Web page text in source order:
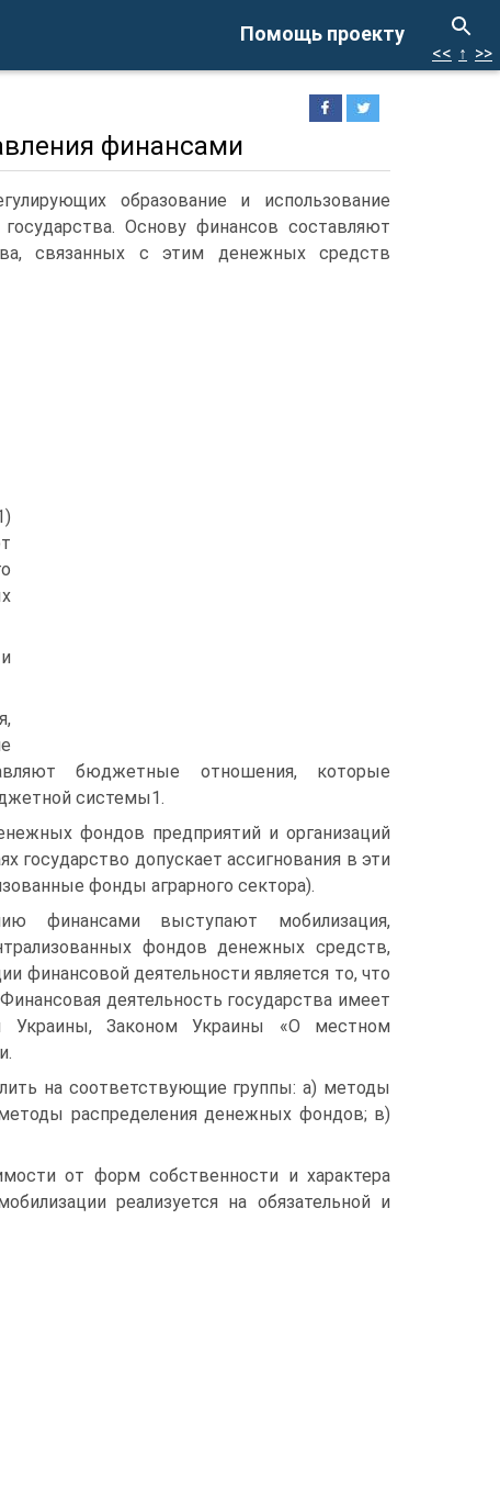
Помощь проекту
<< ↑ >>
финансами
образование и использование
Основу финансов составляют
связанных с этим денежных средств
бюджетные отношения, которые
системы1.
фондов предприятий и организаций
государство допускает ассигнования в эти
фонды аграрного сектора).
финансами выступают мобилизация,
фондов денежных средств,
финансовой деятельности является то, что
деятельность государства имеет
Украины, Законом Украины «О местном
на соответствующие группы: а) методы
распределения денежных фондов; в)
от форм собственности и характера
реализуется на обязательной и